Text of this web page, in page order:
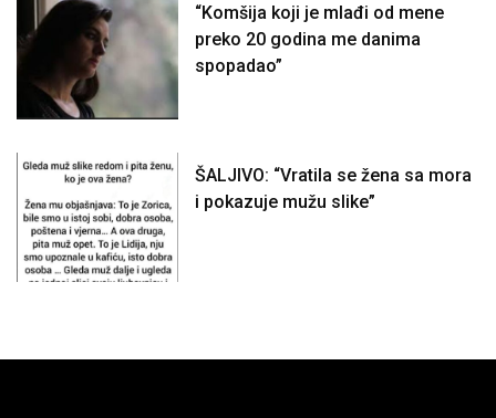
“Komšija koji je mlađi od mene
preko 20 godina me danima
spopadao”
ŠALJIVO: “Vratila se žena sa mora
i pokazuje mužu slike”